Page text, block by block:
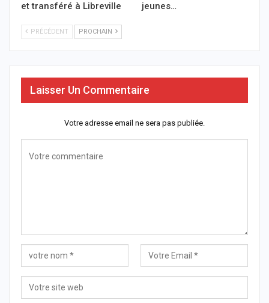
et transféré à Libreville jeunes…
PRÉCÉDENT PROCHAIN
Laisser Un Commentaire
Votre adresse email ne sera pas publiée.